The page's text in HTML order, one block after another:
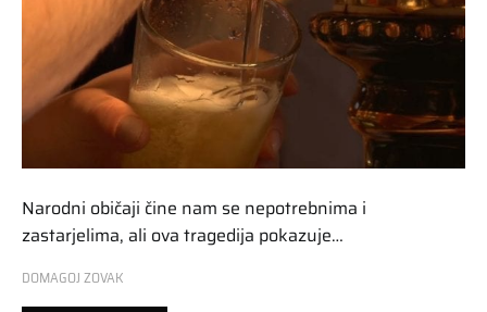
Narodni običaji čine nam se nepotrebnima i
zastarjelima, ali ova tragedija pokazuje…
DOMAGOJ ZOVAK